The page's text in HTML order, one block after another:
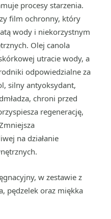
procesy starzenia.
film ochronny, który
wody i niekorzystnym
Olej canola
utracie wody, a
odpowiedzialne za
silny antyoksydant,
chroni przed
regenerację,
na działanie
w zestawie z
pędzelek oraz miękka